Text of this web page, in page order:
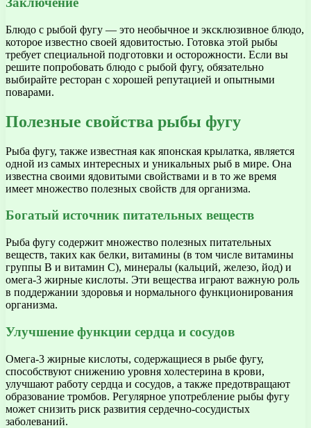
Блюдо с рыбой фугу — это необычное и эксклюзивное блюдо,
которое известно своей ядовитостью. Готовка этой рыбы
требует специальной подготовки и осторожности. Если вы
решите попробовать блюдо с рыбой фугу, обязательно
выбирайте ресторан с хорошей репутацией и опытными
поварами.
Полезные свойства рыбы фугу
Рыба фугу, также известная как японская крылатка, является
одной из самых интересных и уникальных рыб в мире. Она
известна своими ядовитыми свойствами и в то же время
имеет множество полезных свойств для организма.
Богатый источник питательных веществ
Рыба фугу содержит множество полезных питательных
веществ, таких как белки, витамины (в том числе витамины
группы В и витамин С), минералы (кальций, железо, йод) и
омега-3 жирные кислоты. Эти вещества играют важную роль
в поддержании здоровья и нормального функционирования
организма.
Улучшение функции сердца и сосудов
Омега-3 жирные кислоты, содержащиеся в рыбе фугу,
способствуют снижению уровня холестерина в крови,
улучшают работу сердца и сосудов, а также предотвращают
образование тромбов. Регулярное употребление рыбы фугу
может снизить риск развития сердечно-сосудистых
заболеваний.